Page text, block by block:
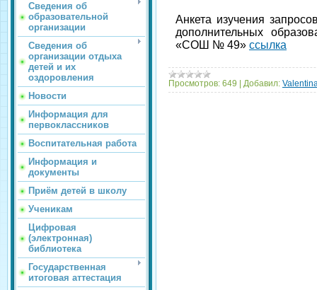
Сведения об
образовательной
организации
Сведения об
организации отдыха
детей и их
оздоровления
Новости
Информация для
первоклассников
Воспитательная работа
Информация и
документы
Приём детей в школу
Ученикам
Цифровая
(электронная)
библиотека
Государственная
итоговая аттестация
Анкета изучения
дополнительных
«СОШ № 49» ссылка
Просмотров: 649 Добавил: